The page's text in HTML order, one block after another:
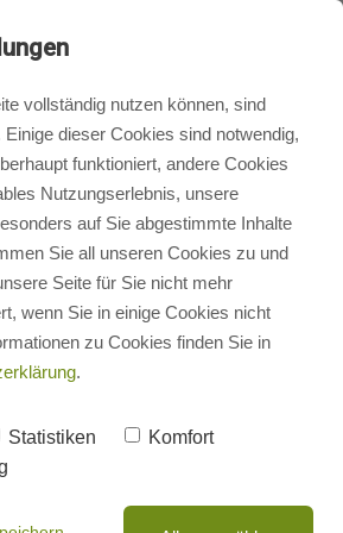
und Bad
beim Großen
unternehmerischer
Unternehmen Seidel Heizung
für den Großen Preis
2020 erstmals nominiert und
Marcel Seidel
als Finalist entgegen.
zum Download (PDF)
vollständig nutzen können, sind
dieser Cookies sind notwendig,
funktioniert, andere Cookies
Nutzungserlebnis, unsere
auf Sie abgestimmte Inhalte
Sie all unseren Cookies zu und
Seite für Sie nicht mehr
wenn Sie in einige Cookies nicht
zu Cookies finden Sie in
.
Statistiken
Komfort